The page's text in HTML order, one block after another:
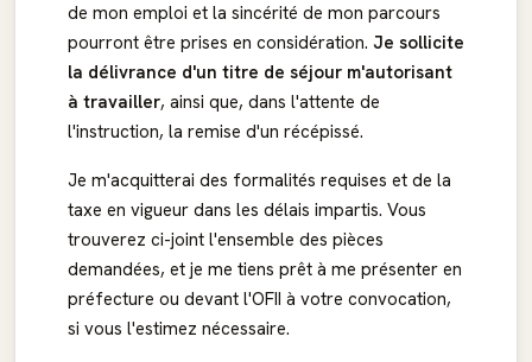
de mon emploi et la sincérité de mon parcours
pourront être prises en considération. Je sollicite
la délivrance d'un titre de séjour m'autorisant
à travailler, ainsi que, dans l'attente de
l'instruction, la remise d'un récépissé.
Je m'acquitterai des formalités requises et de la
taxe en vigueur dans les délais impartis. Vous
trouverez ci-joint l'ensemble des pièces
demandées, et je me tiens prêt à me présenter en
préfecture ou devant l'OFII à votre convocation,
si vous l'estimez nécessaire.